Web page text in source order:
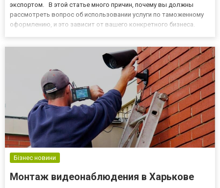
экспортом. В этой статье много причин, почему вы должны
рассмотреть вопрос об использовании услуги по таможенному
оформлению, и это зависит от вашего конкретного бизнеса.
Бізнес новини
Монтаж видеонаблюдения в Харькове